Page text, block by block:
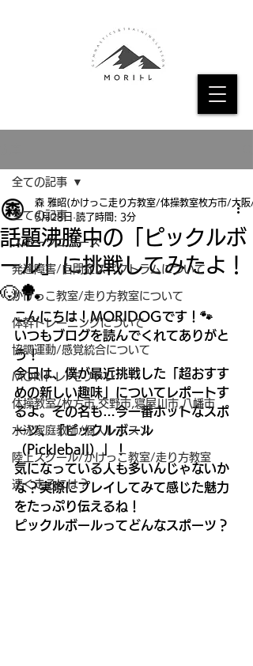
全ての記事
スポーツニュース
発達障害/自閉症スペクトラムについて
かけっこ教室/走り方教室について
体幹トレーニングについて
協調運動/感覚統合について
MORIトレ/モリトレ
体操教室/枚方市,交野市,寝屋川市,八幡市
水泳家庭教師/個人レッスン
陸上スクール/かけっこ教室/走り方教室
速く走るには？
全ての記事
話題沸騰中の「ピックルボ
ール」に挑戦してみたよ！
🐶🏓
森 雅昭(かけっこ走り方教室/体操教室枚方市/大阪/
5月28日 読了時間: 3分
こんにちは！MORIDOGです！🐾
いつもブログを読んでくれてありがと
う！
今日は、僕が最近挑戦した「超おすす
めの新しい趣味」についてレポートす
るよ。その名も…今一番ホットなスポ
ーツ、「ピックルボール
（Pickleball）」！
気になっている人も多いんじゃないか
な？実際にプレイしてみて感じた魅力
をたっぷり伝えるね！
ピックルボールってどんなスポーツ？